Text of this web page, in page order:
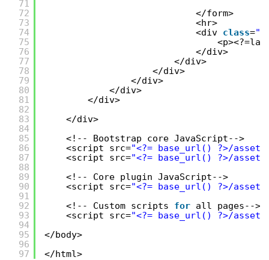
71
72
73
74
75
76
77
78
79
80
81
82
83
84
85
86
87
88
89
90
91
92
93
94
95
96
97
</form>
<hr>
<div class=
</div>
</div>
</div>
</div>
</div>
</div>
</div>
<!-- Bootstrap core JavaScript-->
<script src="<?= base_url() ?>/
<script src="<?= base_url() ?>/
<!-- Core plugin JavaScript-->
<script src="<?= base_url() ?>/
<!-- Custom scripts for all pages-->
<script src="<?= base_url() ?>/
</body>
</html>